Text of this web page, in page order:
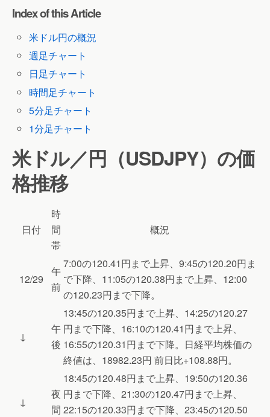
Index of this Article
米ドル円の概況
週足チャート
日足チャート
時間足チャート
5分足チャート
1分足チャート
米ドル／円（USDJPY）の価
格推移
日付
時
間
帯
概況
12/29
午
前
7:00の120.41円まで上昇、9:45の120.20円ま
で下降、11:05の120.38円まで上昇、12:00
の120.23円まで下降。
↓
午
後
13:45の120.35円まで上昇、14:25の120.27
円まで下降、16:10の120.41円まで上昇、
16:55の120.31円まで下降。日経平均株価の
終値は、18982.23円 前日比+108.88円。
↓
夜
間
18:45の120.48円まで上昇、19:50の120.36
円まで下降、21:30の120.47円まで上昇、
22:15の120.33円まで下降、23:45の120.50